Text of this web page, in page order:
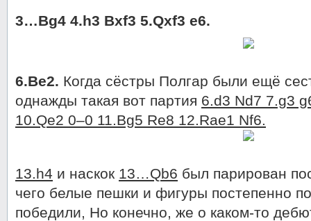
3…Bg4 4.h3 Bxf3 5.Qxf3 e6.
6.Be2. Когда сёстры Полгар были ещё
однажды такая вот партия 6.d3 Nd7 7.g3
10.Qe2 0–0 11.Bg5 Re8 12.Rae1 Nf6.
13.h4 и наскок 13…Qb6 был парирован
чего белые пешки и фигуры постепенно
победили, Но конечно, же о каком-то